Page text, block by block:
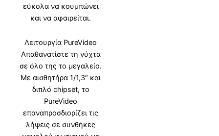
εύκολα να κουμπώνει
και να αφαιρείται.
Λειτουργία PureVideo
Απαθανατίστε τη νύχτα
σε όλο της το μεγαλείο.
Με αισθητήρα 1/1,3″ και
διπλό chipset, το
PureVideo
επαναπροσδιορίζει τις
λήψεις σε συνθήκες